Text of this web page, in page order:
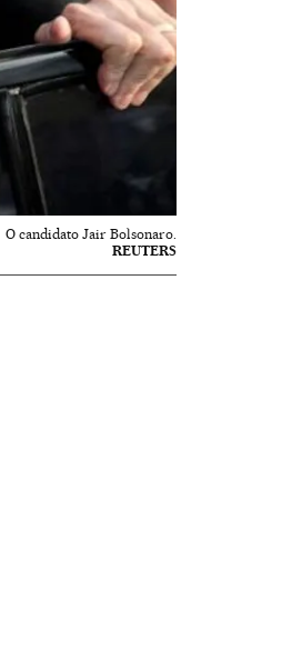
O candidato Jair Bolsonaro.
REUTERS